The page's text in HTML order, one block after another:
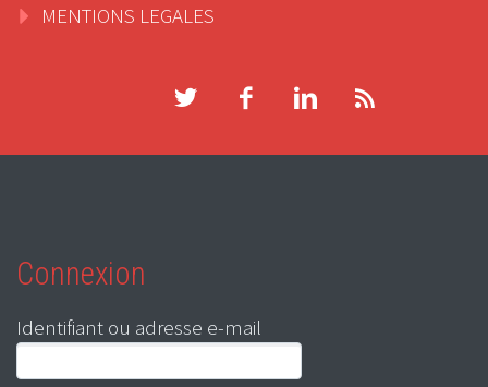
MENTIONS LEGALES
Connexion
Identifiant ou adresse e-mail